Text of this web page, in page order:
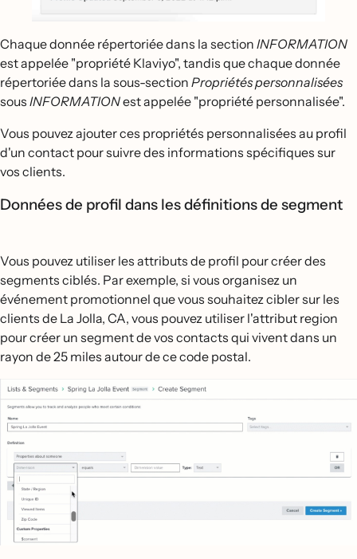
Chaque donnée répertoriée dans la section INFORMATION
est appelée "propriété Klaviyo", tandis que chaque donnée
répertoriée dans la sous-section Propriétés personnalisées
sous INFORMATIONest appelée "propriété personnalisée".
Vous pouvez ajouter ces propriétés personnalisées au profil
d'un contact pour suivre des informations spécifiques sur
vos clients.
Données de profil dans les définitions de segment
Vous pouvez utiliser les attributs de profil pour créer des
segments ciblés. Par exemple, si vous organisez un
événement promotionnel que vous souhaitez cibler sur les
clients de La Jolla, CA, vous pouvez utiliser l'attribut region
pour créer un segment de vos contacts qui vivent dans un
rayon de 25 miles autour de ce code postal.